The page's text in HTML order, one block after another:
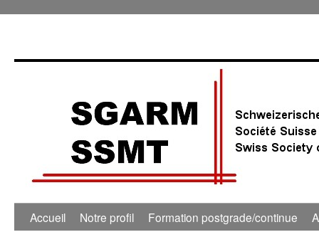
Accueil Notre profil Formation postgrade/continue